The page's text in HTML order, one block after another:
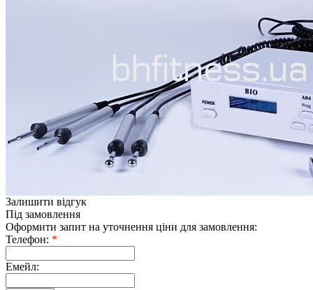
Залишити відгук
Під замовлення
Оформити запит на уточнення ціни для замовлення:
Телефон: *
Емейл: